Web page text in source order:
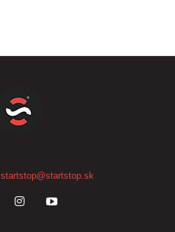
startstop@startstop.sk